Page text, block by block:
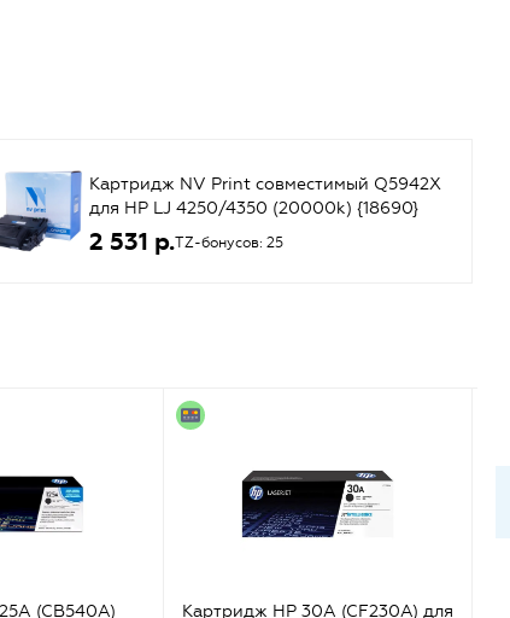
Картридж NV Print совместимый Q5942X
для HP LJ 4250/4350 (20000k) {18690}
2 531 р.TZ-бонусов: 25
(CB540A)
Картридж HP 30A (CF230A) для